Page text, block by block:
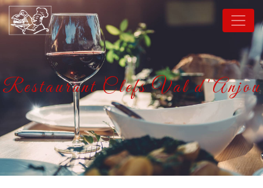
Panneau de gestion des cookies
Restaurant Clefs Val d'Anjou